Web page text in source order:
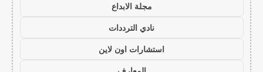
مجلة الابداع
نادي الترددات
استشارات اون لاين